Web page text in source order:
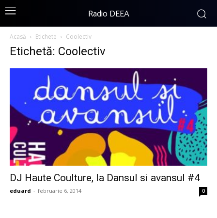
Radio DEEA
Acasă Etichete Coolectiv
Etichetă: Coolectiv
DJ Haute Coulture, la Dansul si avansul #4
eduard - februarie 6, 2014 0